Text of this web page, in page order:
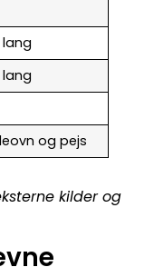
og pejs
kilder og